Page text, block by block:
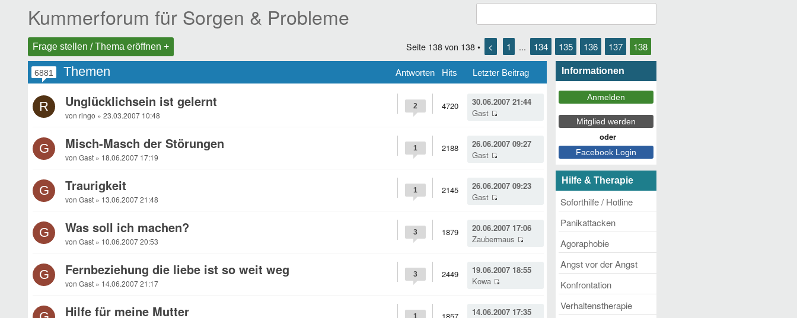
Kummerforum für Sorgen & Probleme
Frage stellen / Thema eröffnen + Seite 138 von 138 • < 1 ... 134 135 136 137 138
6881 Themen Hits
Antworten Letzter Beitrag
R Unglücklichsein ist gelernt
von ringo » 23.03.2007 10:48
30.06.2007 21:44
Gast
4720
2
G Misch-Masch der Störungen
von Gast » 18.06.2007 17:19
26.06.2007 09:27
Gast
2188
1
G Traurigkeit
von Gast » 13.06.2007 21:48
26.06.2007 09:23
Gast
2145
1
G Was soll ich machen?
von Gast » 10.06.2007 20:53
20.06.2007 17:06
Zaubermaus
1879
3
G Fernbeziehung die liebe ist so weit weg
von Gast » 14.06.2007 21:17
19.06.2007 18:55
Kowa
2449
3
Hilfe für meine Mutter
14.06.2007 17:35
1
Informationen
Hilfe & Therapie
Soforthilfe / Hotline
Panikattacken
Agoraphobie
Angst vor der Angst
Konfrontation
Verhaltenstherapie